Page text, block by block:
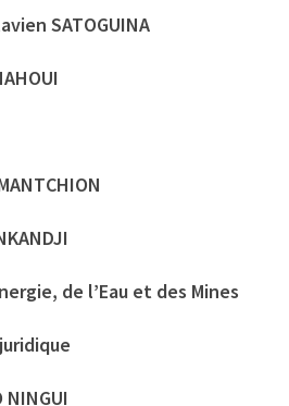
SATOGUINA
de l’Eau et des Mines